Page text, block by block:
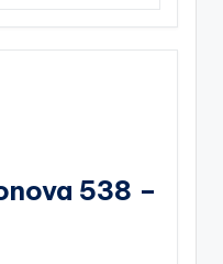
538 –